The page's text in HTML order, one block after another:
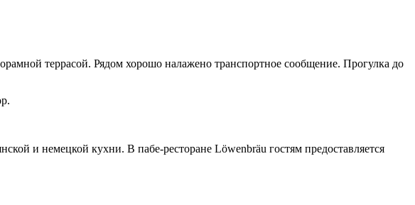
террасой. Рядом хорошо налажено транспортное сообщение. Прогулка до
и немецкой кухни. В пабе-ресторане Löwenbräu гостям предоставляется